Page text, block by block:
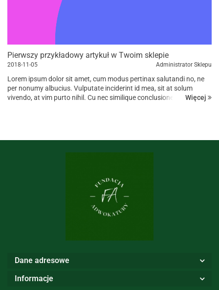
Pierwszy przykładowy artykuł w Twoim sklepie
2018-11-05 Administrator Sklepu
Lorem ipsum dolor sit amet, cum modus pertinax salutandi no, ne
per nonumy albucius. Vulputate inciderint id mea, sit at solum
vivendo, at vim purto nihil. Cu nec similique conclusionemque, in vis
Więcej
Dane adresowe
Informacje